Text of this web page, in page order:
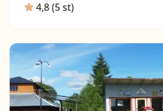
4,8 (5 st)